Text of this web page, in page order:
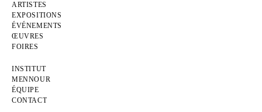
ARTISTES
EXPOSITIONS
ÉVÉNEMENTS
ŒUVRES
FOIRES
INSTITUT
MENNOUR
ÉQUIPE
CONTACT